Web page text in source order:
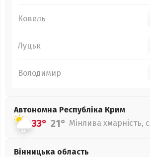
Ковель
Луцьк
Володимир
Автономна Республіка Крим
33° 21° Мінлива хмарність,
Вінницька область